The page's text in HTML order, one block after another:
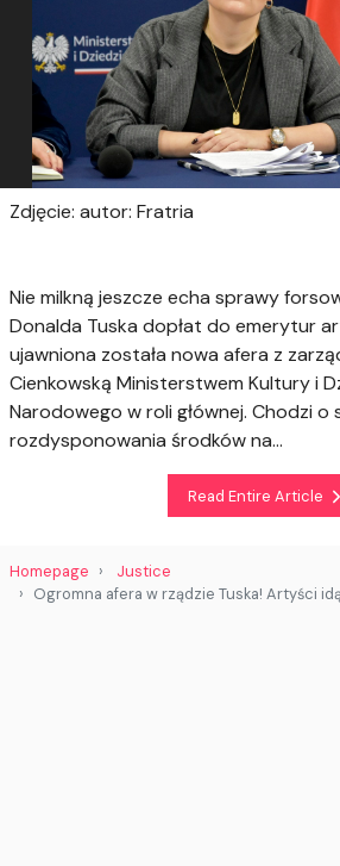
Zdjęcie: autor: Fratria
Nie milkną jeszcze echa sprawy
Donalda Tuska dopłat do emerytur
ujawniona została nowa afera z
Cienkowską Ministerstwem Kultury i
Narodowego w roli głównej. Chodzi o
rozdysponowania środków na...
Read Entire Article
Homepage
Justice
Ogromna afera w rządzie Tuska! Artyści